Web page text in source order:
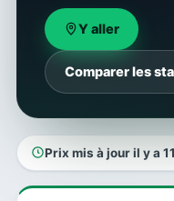
Y aller
Comparer les
Prix mis à jour il y a